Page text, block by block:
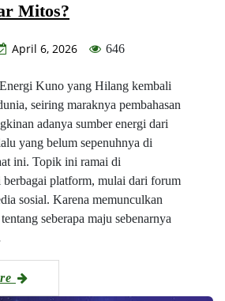
Mitos?
April 6, 2026 646
Kuno yang Hilang kembali
seiring maraknya pembahasan
adanya sumber energi dari
yang belum sepenuhnya di
ini. Topik ini ramai di
berbagai platform, mulai dari forum
sosial. Karena memunculkan
seberapa maju sebenarnya